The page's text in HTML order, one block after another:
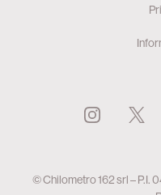
© Chilometro 162 srl – P.I.